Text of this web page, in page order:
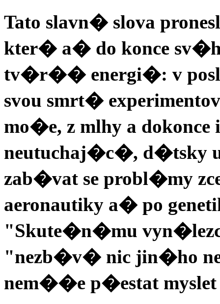
Tato slavn� slova
kter� a� do konce
tv�r�� energi�: v
svou smrt�
mo�e, z mlhy a
neutuchaj�c�, d�tsky
zab�vat se probl�my
aeronautiky a� po
"Skute�n�mu
"nezb�v� nic jin�ho
nem��e p�estat